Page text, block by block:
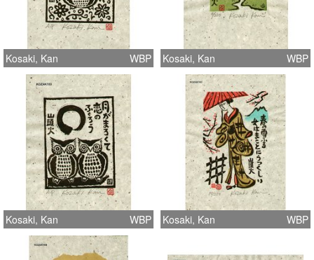
Kosaki, Kan WBP Kosaki, Kan WBP
Kosaki, Kan WBP Kosaki, Kan WBP